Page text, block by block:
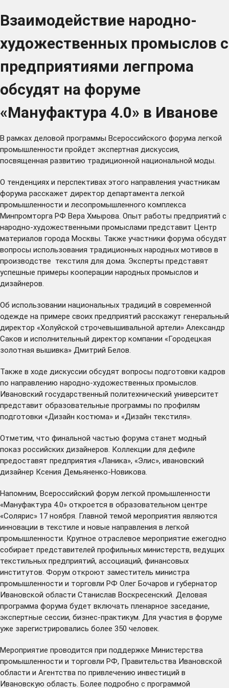
Взаимодействие народно-
художественных промыслов с
предприятиями легпрома
обсудят на форуме
«Мануфактура 4.0» в Иванове
В рамках деловой программы Всероссийского форума легкой
промышленности пройдет экспертная дискуссия,
посвященная развитию традиционной национальной моды.
О тенденциях и перспективах этого направления участникам
форума расскажет директор департамента легкой
промышленности и лесопромышленного комплекса
Минпромторга РФ Вера Хмырова. Опыт работы предприятий с
народно-художественными промыслами представит Центр
материалов города Москвы. Также участники форума обсудят
вопросы использования традиционных народных мотивов в
производстве текстиля для дома. Эксперты представят
успешные примеры кооперации народных промыслов и
дизайнеров.
Об использовании национальных традиций в современной
одежде на примере своих предприятий расскажут генеральный
директор «Холуйской строчевышивальной артели» Александр
Саков и исполнительный директор компании «Городецкая
золотная вышивка» Дмитрий Белов.
Также в ходе дискуссии обсудят вопросы подготовки кадров
по направлению народно-художественных промыслов.
Ивановский государственный политехнический университет
представит образовательные программы по профилям
подготовки «Дизайн костюма» и «Дизайн текстиля».
Отметим, что финальной частью форума станет модный
показ российских дизайнеров. Коллекции для дефиле
предоставят предприятия «Ланика», «Элис», ивановский
дизайнер Ксения Демьяненко-Новикова.
Напомним, Всероссийский форум легкой промышленности
«Мануфактура 4.0» откроется в образовательном центре
«Солярис» 17 ноября. Главной темой мероприятия являются
инновации в текстиле и новые направления в легкой
промышленности. Крупное отраслевое мероприятие ежегодно
собирает представителей профильных министерств, ведущих
текстильных предприятий, ассоциаций, финансовых
институтов. Форум откроют заместитель министра
промышленности и торговли РФ Олег Бочаров и губернатор
Ивановской области Станислав Воскресенский. Деловая
программа форума будет включать пленарное заседание,
экспертные сессии, бизнес-практикум. Для участия в форуме
уже зарегистрировались более 350 человек.
Мероприятие проводится при поддержке Министерства
промышленности и торговли РФ, Правительства Ивановской
области и Агентства по привлечению инвестиций в
Ивановскую область. Более подробно с программой